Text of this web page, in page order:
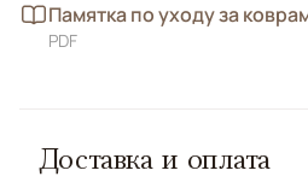
Памятка по уходу за
PDF
Доставка и оплата